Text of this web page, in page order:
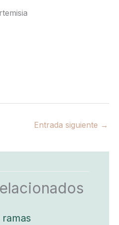
Entrada siguiente →